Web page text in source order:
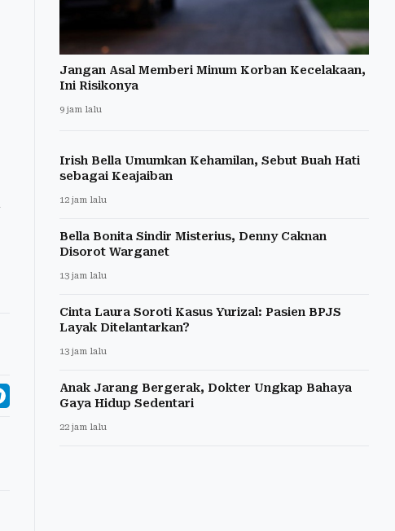
Jangan Asal Memberi Minum Korban Kecelakaan,
Ini Risikonya
9 jam lalu
Irish Bella Umumkan Kehamilan, Sebut Buah Hati
sebagai Keajaiban
12 jam lalu
Bella Bonita Sindir Misterius, Denny Caknan
Disorot Warganet
13 jam lalu
Cinta Laura Soroti Kasus Yurizal: Pasien BPJS
Layak Ditelantarkan?
13 jam lalu
Anak Jarang Bergerak, Dokter Ungkap Bahaya
Gaya Hidup Sedentari
22 jam lalu